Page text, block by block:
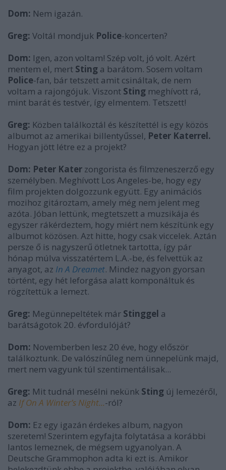
Dom: Nem igazán.
Greg: Voltál mondjuk Police-koncerten?
Dom: Igen, azon voltam! Szép volt, jó volt. Azért
mentem el, mert Sting a barátom. Sosem voltam
Police-fan, bár tetszett amit csináltak, de nem
voltam a rajongójuk. Viszont Sting meghívott rá,
mint barát és testvér, így elmentem. Tetszett!
Greg: Közben találkoztál és készítettél is egy közös
albumot az amerikai billentyűssel, Peter Katerrel.
Hogyan jött létre ez a projekt?
Dom: Peter Kater zongorista és filmzeneszerző egy
személyben. Meghívott Los Angeles-be, hogy egy
film projekten dolgozzunk együtt. Egy animációs
mozihoz gitároztam, amely még nem jelent meg
azóta. Jóban lettünk, megtetszett a muzsikája és
egyszer rákérdeztem, hogy miért nem készítünk egy
albumot közösen. Azt hitte, hogy csak viccelek. Aztán
persze ő is nagyszerű ötletnek tartotta, így pár
hónap múlva visszatértem L.A.-be, és felvettük az
anyagot, az In A Dreamet. Mindez nagyon gyorsan
történt, egy hét leforgása alatt komponáltuk és
rögzítettük a lemezt.
Greg: Megünnepeltétek már Stinggel a
barátságotok 20. évfordulóját?
Dom: Novemberben lesz 20 éve, hogy először
találkoztunk. De valószínűleg nem ünnepelünk majd,
mert nem vagyunk túl szentimentálisak...
Greg: Mit tudnál mesélni nekünk Sting új lemezéről,
az If On A Winter’s Night...-ról?
Dom: Ez egy igazán érdekes album, nagyon
szeretem! Szerintem egyfajta folytatása a korábbi
lantos lemeznek, de mégsem ugyanolyan. A
Deutsche Grammophon adta ki ezt is. Amikor